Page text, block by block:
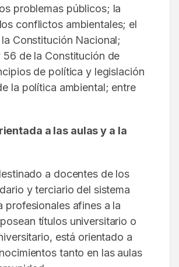
problemas públicos; la
conflictos ambientales; el
Constitución Nacional;
de la Constitución de
de política y legislación
la política ambiental; entre
a las aulas y a la
a docentes de los
y terciario del sistema
profesionales afines a la
títulos universitario o
está orientado a
tanto en las aulas